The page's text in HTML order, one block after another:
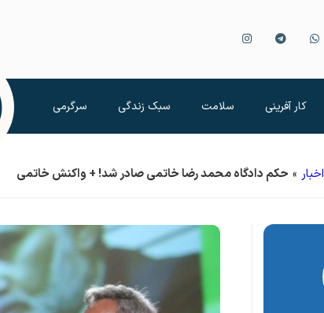
کار آفرینی سلامت سبک زندگی سرگرمی
اخبار » حکم دادگاه محمد رضا خاتمی صادر شد! + واکنش خاتمی